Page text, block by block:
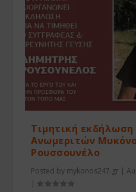
Τιμητική
Ανωμεριτών
Ρουσσουνέλο
Posted by mykonos247.gr |